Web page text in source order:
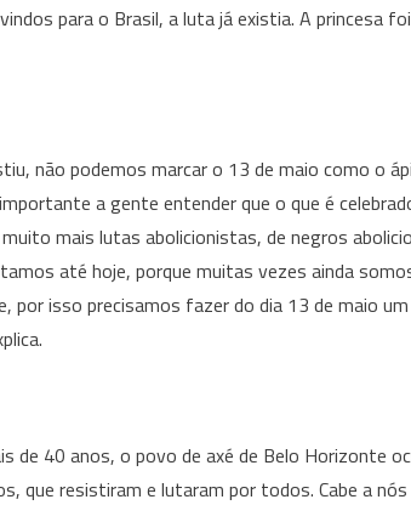
para o Brasil, a luta já existia. A princesa
não podemos marcar o 13 de maio como o
a gente entender que o que é
mais lutas abolicionistas, de negros
até hoje, porque muitas vezes ainda
por isso precisamos fazer do dia 13 de maio
de 40 anos, o povo de axé de Belo Horizonte
que resistiram e lutaram por todos. Cabe a